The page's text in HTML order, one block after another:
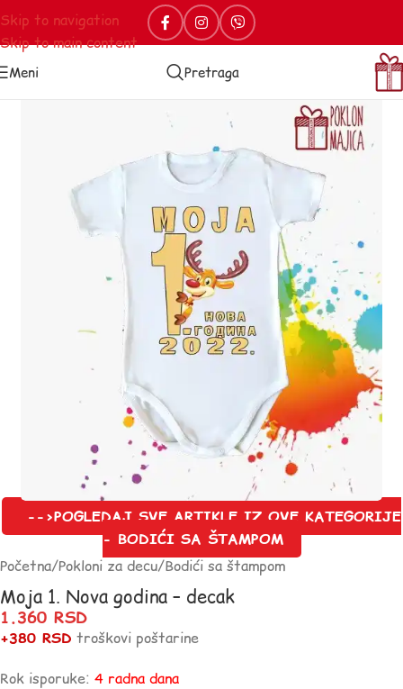
Skip to navigation
Skip to main content
Meni Pretraga
-->POGLEDAJ SVE ARTIKLE IZ OVE KATEGORIJE
- BODIĆI SA ŠTAMPOM
Početna/Pokloni za decu/Bodići sa štampom
Moja 1. Nova godina – decak
1.360 RSD
+380 RSD troškovi poštarine
Rok isporuke: 4 radna dana